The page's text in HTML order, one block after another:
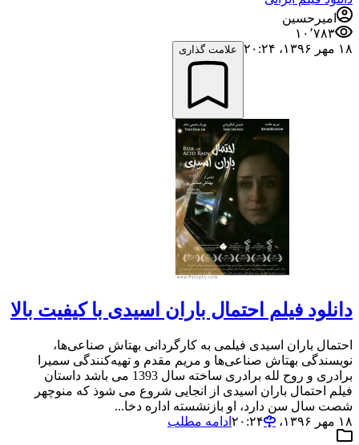
امیرحسین
۱۰٬۷۸۳
۱۸ مهر ۱۳۹۶،‏ ۲۰:۲۴
علامت گذاری
دانلود فیلم احتمال باران اسیدی با کیفیت بالا
احتمال باران اسیدی فیلمی به کارگردانی بهتاش صناعی‌ها،
نویسندگی بهتاش صناعی‌ها و مریم مقدم و تهیه‌کنندگی سمیرا
برادری و روح‌ لله برادری ساخته سال 1393 می باشد داستان
فیلم احتمال باران اسیدی از انجایی شروع می شوذ که منوچهر
شصت سال سن دارد، او بازنشسته اداره دخا...
۱۸ مهر ۱۳۹۶،‏ ۲۰:۲۴
ادامه مطلب